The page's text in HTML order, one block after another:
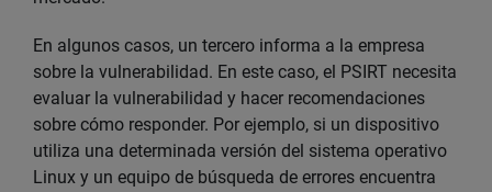
En algunos casos, un tercero informa a la empresa
sobre la vulnerabilidad. En este caso, el PSIRT necesita
evaluar la vulnerabilidad y hacer recomendaciones
sobre cómo responder. Por ejemplo, si un dispositivo
utiliza una determinada versión del sistema operativo
Linux y un equipo de búsqueda de errores encuentra